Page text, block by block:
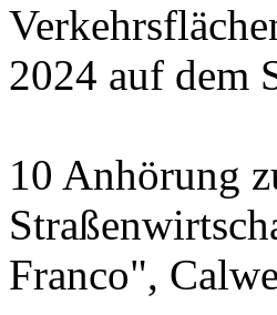
2024 auf dem
10 Anhörung
Franco",